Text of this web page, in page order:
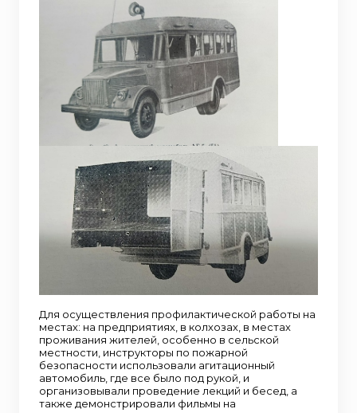
Для осуществления профилактической работы на
местах: на предприятиях, в колхозах, в местах
проживания жителей, особенно в сельской
местности, инструкторы по пожарной
безопасности использовали агитационный
автомобиль, где все было под рукой, и
организовывали проведение лекций и бесед, а
также демонстрировали фильмы на